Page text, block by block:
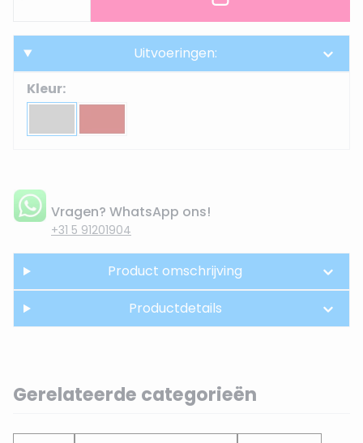
Uitvoeringen:
Kleur:
Vragen? WhatsApp ons!
+31 5 91201904
Product omschrijving
Productdetails
Gerelateerde categorieën